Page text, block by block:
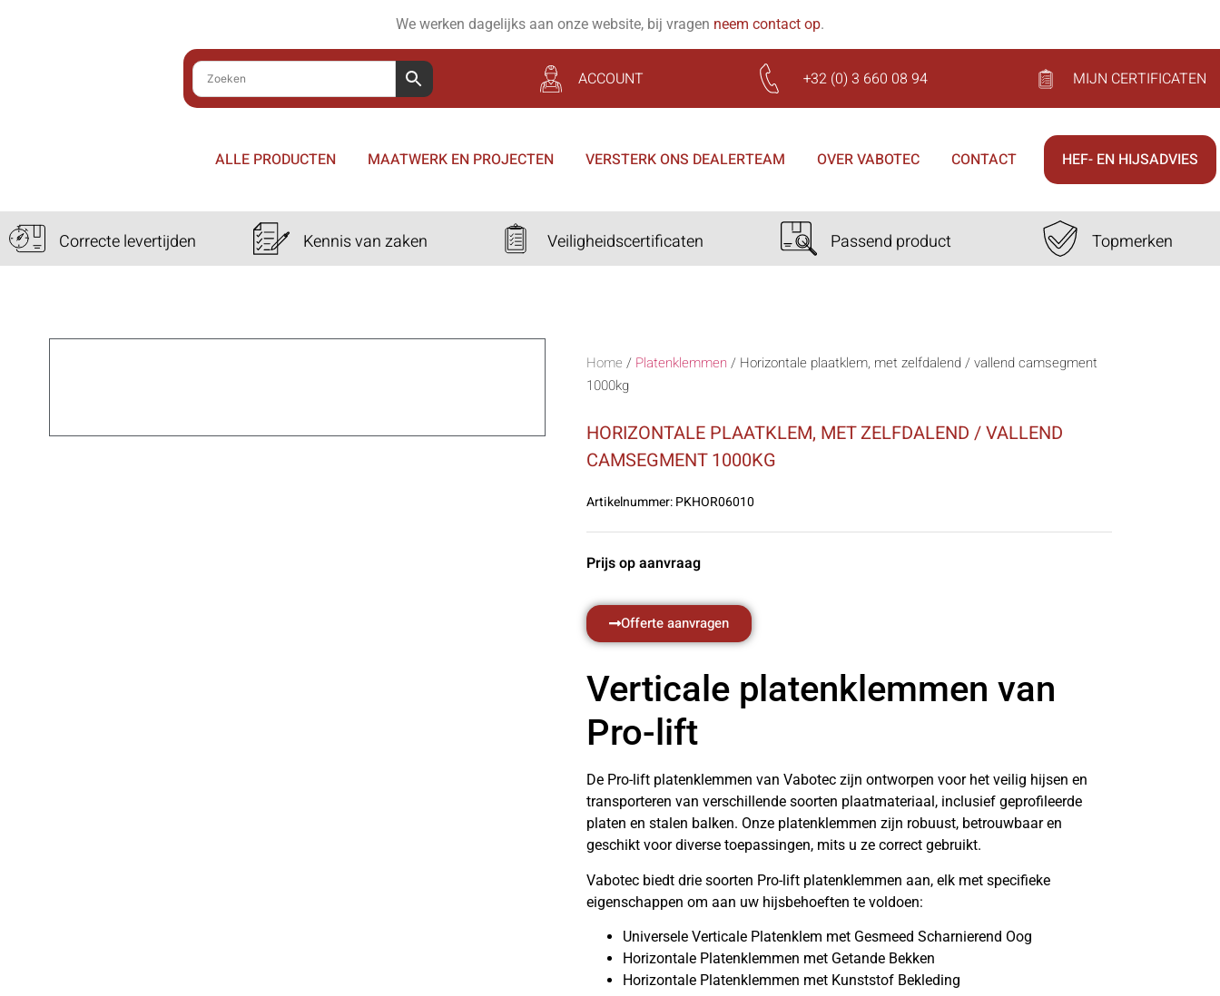
We werken dagelijks aan onze website, bij vragen neem contact op.
ACCOUNT +32 (0) 3 660 08 94 MIJN CERTIFICATEN
ALLE PRODUCTEN MAATWERK EN PROJECTEN VERSTERK ONS DEALERTEAM OVER VABOTEC CONTACT HEF- EN HIJSADVIES
Correcte levertijden Kennis van zaken Veiligheidscertificaten Passend product Topmerken
Home / Platenklemmen / Horizontale plaatklem, met zelfdalend / vallend camsegment
1000kg
HORIZONTALE PLAATKLEM, MET ZELFDALEND / VALLEND
CAMSEGMENT 1000KG
Artikelnummer:PKHOR06010
Prijs op aanvraag
Offerte aanvragen
Verticale platenklemmen van
Pro-lift
De Pro-lift platenklemmen van Vabotec zijn ontworpen voor het veilig hijsen en
transporteren van verschillende soorten plaatmateriaal, inclusief geprofileerde
platen en stalen balken. Onze platenklemmen zijn robuust, betrouwbaar en
geschikt voor diverse toepassingen, mits u ze correct gebruikt.
Vabotec biedt drie soorten Pro-lift platenklemmen aan, elk met specifieke
eigenschappen om aan uw hijsbehoeften te voldoen:
Universele Verticale Platenklem met Gesmeed Scharnierend Oog
Horizontale Platenklemmen met Getande Bekken
Horizontale Platenklemmen met Kunststof Bekleding